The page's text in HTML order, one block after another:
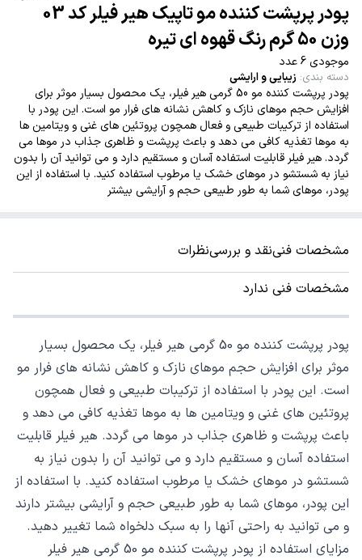
پودر پرپشت کننده مو تاپیک هیر فیلر کد 03
وزن 50 گرم رنگ قهوه ای تیره
موجودی 6 عدد
دسته بندی: زیبایی و ارایشی
پودر پرپشت کننده مو 50 گرمی هیر فیلر، یک محصول بسیار موثر برای
افزایش حجم موهای نازک و کاهش نشانه های فرار مو است. این پودر با
استفاده از ترکیبات طبیعی و فعال همچون پروتئین های غنی و ویتامین ها
به موها تغذیه کافی می دهد و باعث پرپشت و ظاهری جذاب در موها می
گردد. هیر فیلر قابلیت استفاده آسان و مستقیم دارد و می توانید آن را بدون
نیاز به شستشو در موهای خشک یا مرطوب استفاده کنید. با استفاده از این
پودر، موهای شما به طور طبیعی حجم و آرایشی بیشتر
مشخصات فنینقد و بررسینظرات
مشخصات فنی ندارد
پودر پرپشت کننده مو 50 گرمی هیر فیلر، یک محصول بسیار
موثر برای افزایش حجم موهای نازک و کاهش نشانه های فرار مو
است. این پودر با استفاده از ترکیبات طبیعی و فعال همچون
پروتئین های غنی و ویتامین ها به موها تغذیه کافی می دهد و
باعث پرپشت و ظاهری جذاب در موها می گردد. هیر فیلر قابلیت
استفاده آسان و مستقیم دارد و می توانید آن را بدون نیاز به
شستشو در موهای خشک یا مرطوب استفاده کنید. با استفاده از
این پودر، موهای شما به طور طبیعی حجم و آرایشی بیشتر دارند
و می توانید به راحتی آنها را به سبک دلخواه شما تغییر دهید.
مزایای استفاده از پودر پرپشت کننده مو 50 گرمی هیر فیلر